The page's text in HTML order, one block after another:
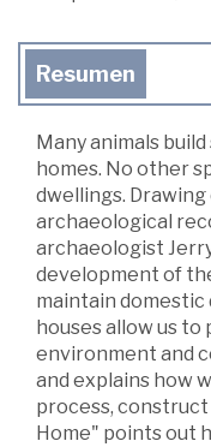
Resumen
Many animals
homes. No other
dwellings.
archaeological
archaeologist
development of
maintain domestic
houses allow us
environment and
and explains how
process,
Home" points out